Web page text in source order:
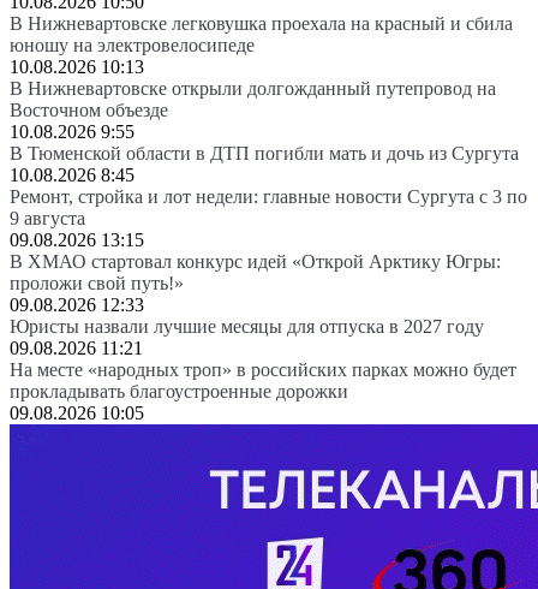
В Нижневартовске легковушка проехала на красный и сбила
юношу на электровелосипеде
10.08.2026 10:13
В Нижневартовске открыли долгожданный путепровод на
Восточном объезде
10.08.2026 9:55
В Тюменской области в ДТП погибли мать и дочь из Сургута
10.08.2026 8:45
Ремонт, стройка и лот недели: главные новости Сургута с 3 по
9 августа
09.08.2026 13:15
В ХМАО стартовал конкурс идей «Открой Арктику Югры:
проложи свой путь!»
09.08.2026 12:33
Юристы назвали лучшие месяцы для отпуска в 2027 году
09.08.2026 11:21
На месте «народных троп» в российских парках можно будет
прокладывать благоустроенные дорожки
09.08.2026 10:05